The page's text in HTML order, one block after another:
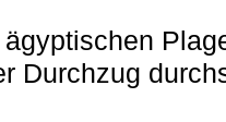
Durchzug